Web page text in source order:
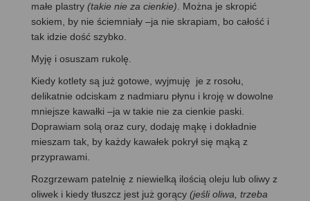
małe plastry (takie nie za cienkie). Można je skropić
sokiem, by nie ściemniały –ja nie skrapiam, bo całość i
tak idzie dość szybko.
Myję i osuszam rukolę.
Kiedy kotlety są już gotowe, wyjmuję je z rosołu,
delikatnie odciskam z nadmiaru płynu i kroję w dowolne
mniejsze kawałki –ja w takie nie za cienkie paski.
Doprawiam solą oraz cury, dodaję mąkę i dokładnie
mieszam tak, by każdy kawałek pokrył się mąką z
przyprawami.
Rozgrzewam patelnię z niewielką ilością oleju lub oliwy z
oliwek i kiedy tłuszcz jest już gorący (jeśli oliwa, trzeba